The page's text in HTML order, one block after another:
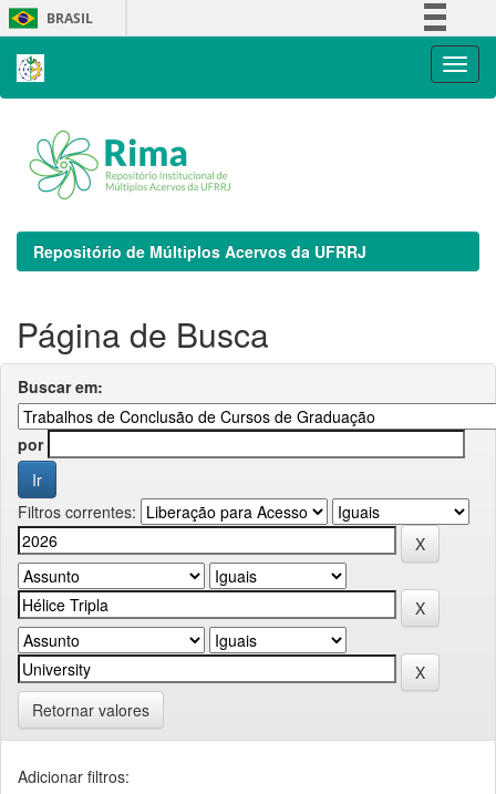
Skip
navigation
BRASIL
Repositório de Múltiplos Acervos da UFRRJ
Página de Busca
Buscar em:
por
Filtros correntes:
Retornar valores
Adicionar filtros: